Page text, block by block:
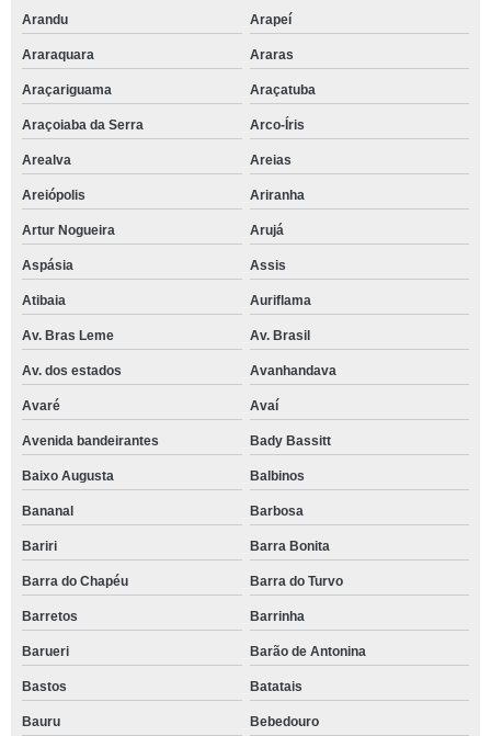
Arandu Arapeí
Araraquara Araras
Araçariguama Araçatuba
Araçoiaba da Serra Arco-Íris
Arealva Areias
Areiópolis Ariranha
Artur Nogueira Arujá
Aspásia Assis
Atibaia Auriflama
Av. Bras Leme Av. Brasil
Av. dos estados Avanhandava
Avaré Avaí
Avenida bandeirantes Bady Bassitt
Baixo Augusta Balbinos
Bananal Barbosa
Bariri Barra Bonita
Barra do Chapéu Barra do Turvo
Barretos Barrinha
Barueri Barão de Antonina
Bastos Batatais
Bauru Bebedouro